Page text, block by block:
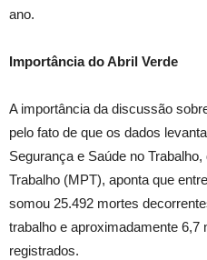
ano.
Importância do Abril Verde
A importância da discussão
pelo fato de que os dados
Segurança e Saúde no
Trabalho (MPT), aponta que
somou 25.492 mortes
trabalho e aproximadamente 6,7
registrados.